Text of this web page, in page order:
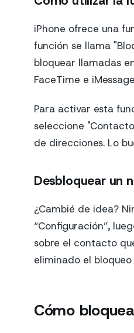
iPhone ofrece una
función se llama
bloquear llamadas
FaceTime e
Para activar esta
seleccione
de direcciones. Lo
Desbloquear un
¿Cambié de idea?
“Configuración”,
sobre el contacto
eliminado el
Cómo